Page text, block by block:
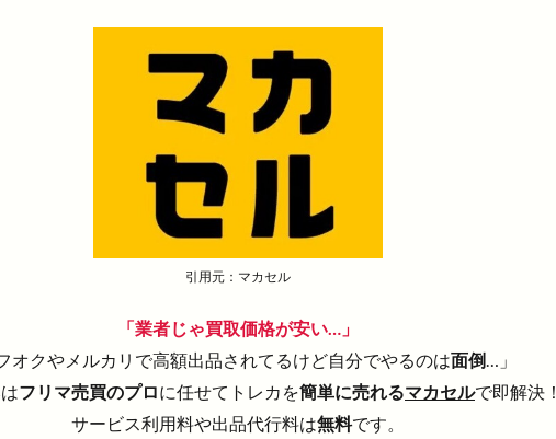
引用元：マカセル
「業者じゃ買取価格が安い…」
オクやメルカリで高額出品されてるけど自分でやるのは面倒…」
フリマ売買のプロに任せてトレカを簡単に売れるマカセルで即解決！
サービス利用料や出品代行料は無料です。